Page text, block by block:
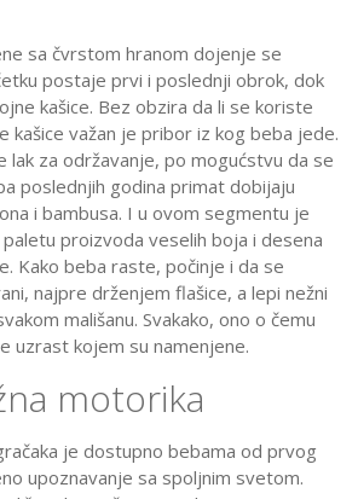
sa čvrstom hranom dojenje se
postaje prvi i poslednji obrok, dok
kašice. Bez obzira da li se koriste
kašice važan je pribor iz kog beba jede.
lak za održavanje, po mogućstvu da se
poslednjih godina primat dobijaju
i bambusa. I u ovom segmentu je
proizvoda veselih boja i desena
Kako beba raste, počinje i da se
najpre drženjem flašice, a lepi nežni
mališanu. Svakako, ono o čemu
uzrast kojem su namenjene.
motorika
je dostupno bebama od prvog
upoznavanje sa spoljnim svetom.